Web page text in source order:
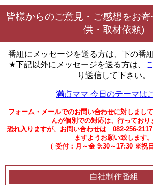
皆様からのご意見・ご感想をお
供・取材依頼)
番組にメッセージを送る方は、下の番
★下記以外にメッセージを送る方は、
り送信して下さい。
満点ママ 今日のテーマは
フォーム・メールでのお問い合わせに対しまし
んが個別での対応は、行っており
恐れ入りますが、お問い合わせは 082-256-
ますようお願い致します。
（ 受付：月～金 9:30～17:30 ※祝
自社制作番組